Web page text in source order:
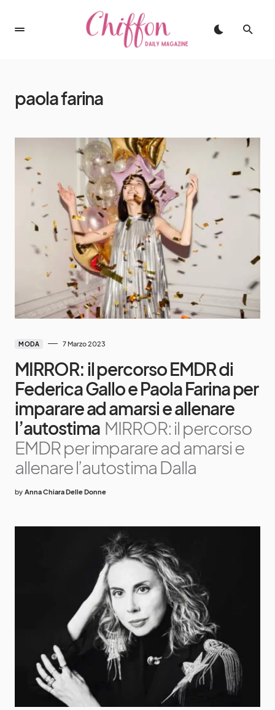
paola farina
MODA 7 Marzo 2023
MIRROR: il percorso EMDR di
Federica Gallo e Paola Farina per
imparare ad amarsi e allenare
l’autostima MIRROR: il percorso
EMDR per imparare ad amarsi e
allenare l’autostima Dalla
by Anna Chiara Delle Donne